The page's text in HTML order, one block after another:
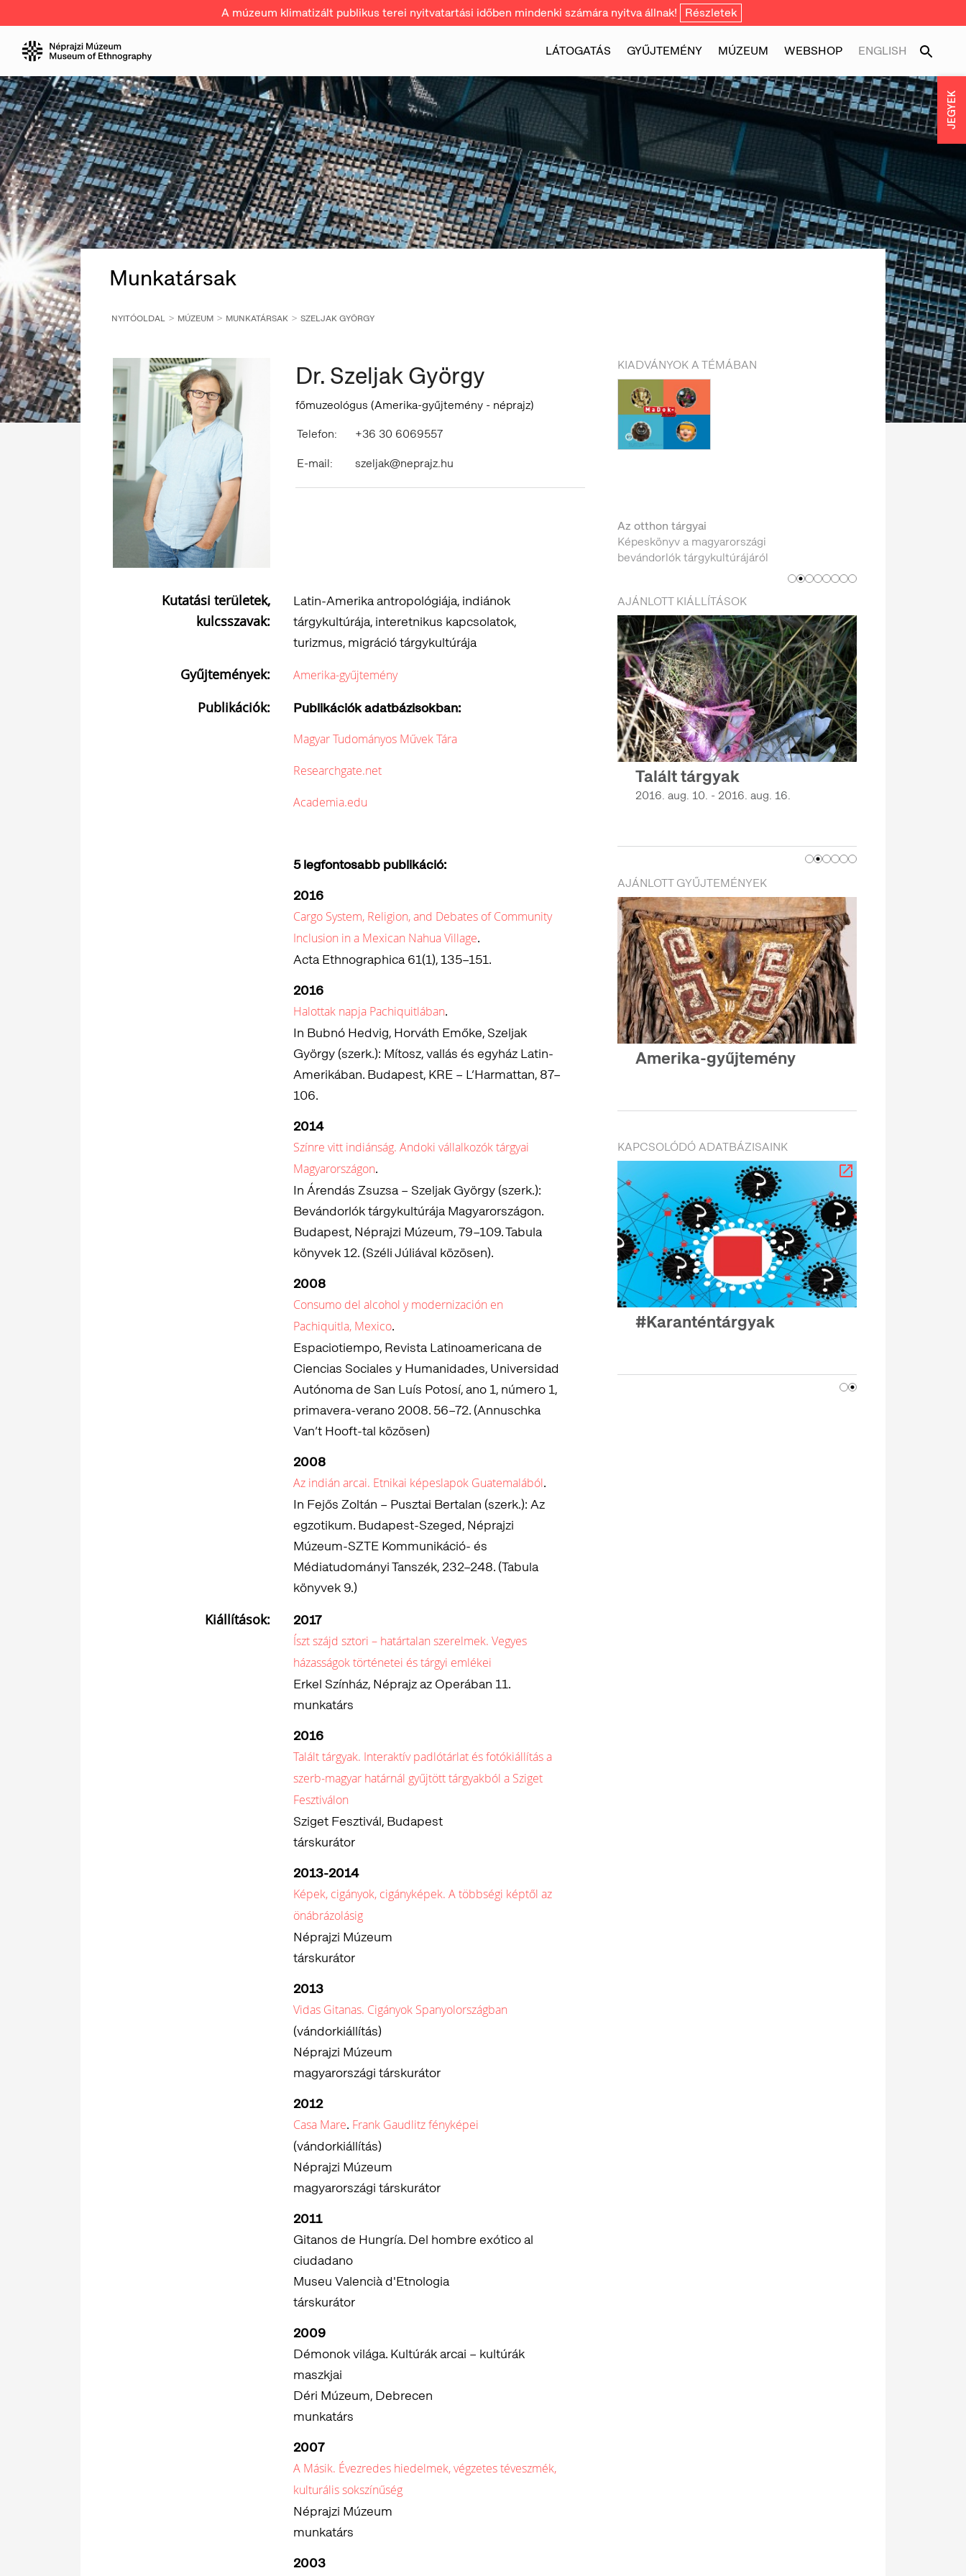
A múzeum klimatizált publikus terei nyitvatartási időben mindenki számára nyitva állnak! Részletek
LÁTOGATÁS GYŰJTEMÉNY MÚZEUM WEBSHOP ENGLISH
Munkatársak
NYITÓOLDAL MÚZEUM MUNKATÁRSAK SZELJAK GYÖRGY
Dr. Szeljak György
főmuzeológus (Amerika-gyűjtemény - néprajz)
Telefon:
+36 30 6069557
E-mail:
szeljak@neprajz.hu
Kutatási területek,
kulcsszavak:
Latin-Amerika antropológiája, indiánok
tárgykultúrája, interetnikus kapcsolatok,
turizmus, migráció tárgykultúrája
Gyűjtemények: Amerika-gyűjtemény
Publikációk: Publikációk adatbázisokban:
Magyar Tudományos Művek Tára
Researchgate.net
Academia.edu
5 legfontosabb publikáció:
2016
Cargo System, Religion, and Debates of Community
Inclusion in a Mexican Nahua Village.
Acta Ethnographica 61(1), 135–151.
2016
Halottak napja Pachiquitlában.
In Bubnó Hedvig, Horváth Emőke, Szeljak
György (szerk.): Mítosz, vallás és egyház Latin-
Amerikában. Budapest, KRE – L’Harmattan, 87–
106.
2014
Színre vitt indiánság. Andoki vállalkozók tárgyai
Magyarországon.
In Árendás Zsuzsa – Szeljak György (szerk.):
Bevándorlók tárgykultúrája Magyarországon.
Budapest, Néprajzi Múzeum, 79–109. Tabula
könyvek 12. (Széli Júliával közösen).
2008
Consumo del alcohol y modernización en
Pachiquitla, Mexico.
Espaciotiempo, Revista Latinoamericana de
Ciencias Sociales y Humanidades, Universidad
Autónoma de San Luís Potosí, ano 1, número 1,
primavera-verano 2008. 56–72. (Annuschka
Van’t Hooft-tal közösen)
2008
Az indián arcai. Etnikai képeslapok Guatemalából.
In Fejős Zoltán – Pusztai Bertalan (szerk.): Az
egzotikum. Budapest-Szeged, Néprajzi
Múzeum-SZTE Kommunikáció- és
Médiatudományi Tanszék, 232–248. (Tabula
könyvek 9.)
Kiállítások: 2017
Íszt szájd sztori – határtalan szerelmek. Vegyes
házasságok történetei és tárgyi emlékei
Erkel Színház, Néprajz az Operában 11.
munkatárs
2016
Talált tárgyak. Interaktív padlótárlat és fotókiállítás a
szerb-magyar határnál gyűjtött tárgyakból a Sziget
Fesztiválon
Sziget Fesztivál, Budapest
társkurátor
2013-2014
Képek, cigányok, cigányképek. A többségi képtől az
önábrázolásig
Néprajzi Múzeum
társkurátor
2013
Vidas Gitanas. Cigányok Spanyolországban
(vándorkiállítás)
Néprajzi Múzeum
magyarországi társkurátor
2012
Casa Mare. Frank Gaudlitz fényképei
(vándorkiállítás)
Néprajzi Múzeum
magyarországi társkurátor
2011
Gitanos de Hungría. Del hombre exótico al
ciudadano
Museu Valencià d'Etnologia
társkurátor
2009
Démonok világa. Kultúrák arcai – kultúrák
maszkjai
Déri Múzeum, Debrecen
munkatárs
2007
A Másik. Évezredes hiedelmek, végzetes téveszmék,
kulturális sokszínűség
Néprajzi Múzeum
munkatárs
2003
KIADVÁNYOK A TÉMÁBAN
Az otthon tárgyai
Képeskönyv a magyarországi
bevándorlók tárgykultúrájáról
AJÁNLOTT KIÁLLÍTÁSOK
Talált tárgyak
2016. aug. 10. - 2016. aug. 16.
AJÁNLOTT GYŰJTEMÉNYEK
Amerika-gyűjtemény
KAPCSOLÓDÓ ADATBÁZISAINK
#Karanténtárgyak
JEGYEK